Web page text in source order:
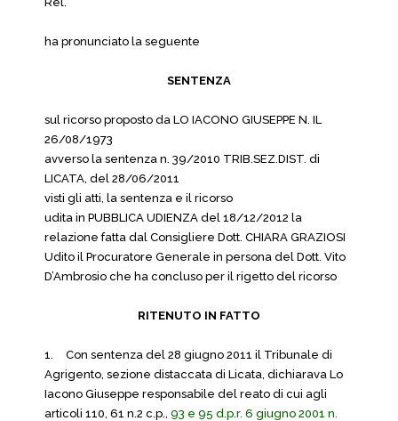
ha pronunciato la seguente
SENTENZA
sul ricorso proposto da LO IACONO GIUSEPPE N. IL
26/08/1973
avverso la sentenza n. 39/2010 TRIB.SEZ.DIST. di
LICATA, del 28/06/2011
visti gli atti, la sentenza e il ricorso
udita in PUBBLICA UDIENZA del 18/12/2012 la
relazione fatta dal Consigliere Dott. CHIARA GRAZIOSI
Udito il Procuratore Generale in persona del Dott. Vito
D’Ambrosio che ha concluso per il rigetto del ricorso
RITENUTO IN FATTO
1.
Con sentenza del 28 giugno 2011 il Tribunale di
Agrigento, sezione distaccata di Licata, dichiarava Lo
Iacono Giuseppe responsabile del reato di cui agli
articoli 110, 61 n.2 c.p., 93 e 95 d.p.r. 6 giugno 2001 n.